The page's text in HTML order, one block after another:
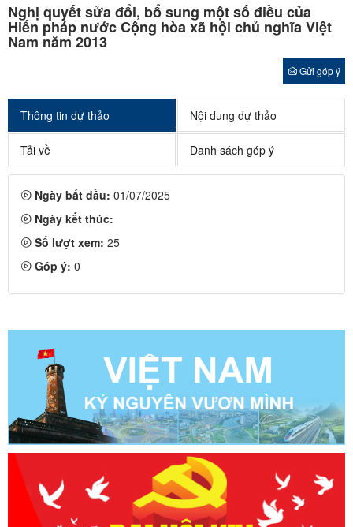
Nghị quyết sửa đổi, bổ sung một số điều của
Hiến pháp nước Cộng hòa xã hội chủ nghĩa Việt
Nam năm 2013
Thông tin dự thảo Nội dung dự thảo
Tải về Danh sách góp ý
Ngày bắt đầu: 01/07/2025
Ngày kết thúc:
Số lượt xem: 25
Góp ý: 0
Gửi góp ý